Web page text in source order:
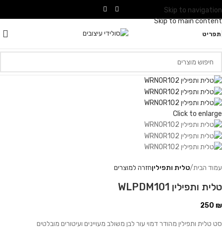
Skip to navigation
Skip to main content
תפריט
Click to enlarge
עמוד הבית טלית ותפיליןחזרה למוצרים
טלית ותפילין WLPDM101
250 ₪
סט טלית ותפילין מהודר דמוי עור לבן משולב מעויינים ועיטורים מובלטים